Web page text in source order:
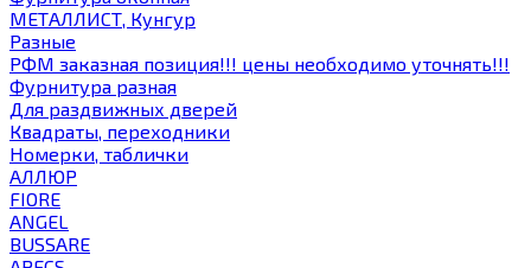
МЕТАЛЛИСТ, Кунгур
Разные
РФМ заказная позиция!!! цены необходимо уточнять!!!
Фурнитура разная
Для раздвижных дверей
Квадраты, переходники
Номерки, таблички
АЛЛЮР
FIORE
ANGEL
BUSSARE